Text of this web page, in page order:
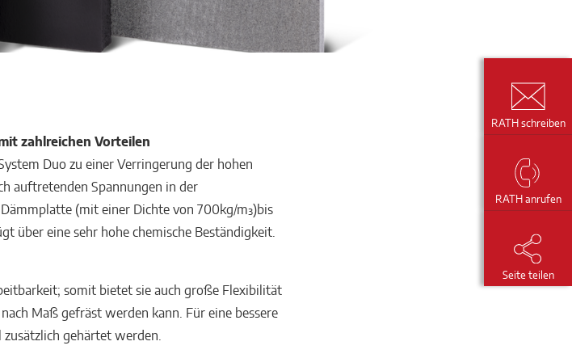
zahlreichen Vorteilen
Duo zu einer Verringerung der hohen
auftretenden Spannungen in der
(mit einer Dichte von 700kg/m³)bis
über eine sehr hohe chemische Beständigkeit.
somit bietet sie auch große Flexibilität
Maß gefräst werden kann. Für eine bessere
gehärtet werden.
RATH schreiben
RATH anrufen
Seite teilen